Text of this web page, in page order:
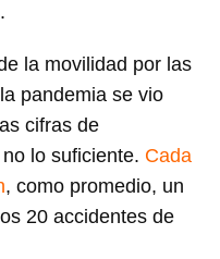
la movilidad por las
pandemia se vio
cifras de
lo suficiente. Cada
, como promedio, un
20 accidentes de